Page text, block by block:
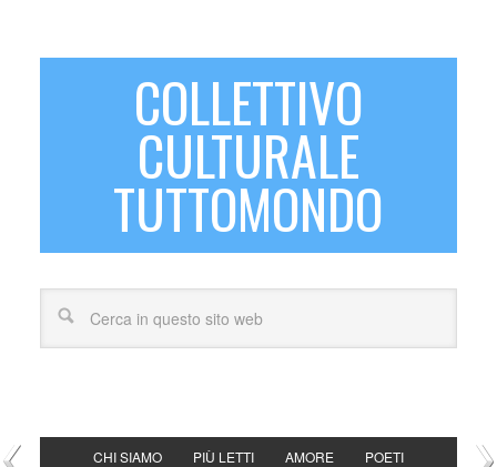
COLLETTIVO
CULTURALE
TUTTOMONDO
CHI SIAMO PIÙ LETTI AMORE POETI